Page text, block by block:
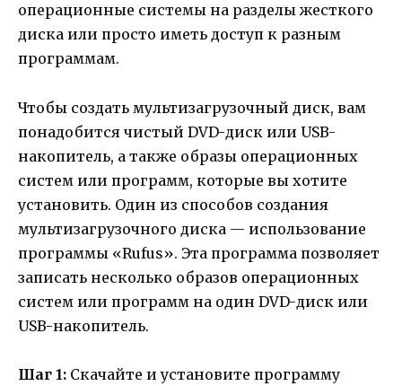
операционные системы на разделы жесткого
диска или просто иметь доступ к разным
программам.
Чтобы создать мультизагрузочный диск, вам
понадобится чистый DVD-диск или USB-
накопитель, а также образы операционных
систем или программ, которые вы хотите
установить. Один из способов создания
мультизагрузочного диска — использование
программы «Rufus». Эта программа позволяет
записать несколько образов операционных
систем или программ на один DVD-диск или
USB-накопитель.
Шаг 1: Скачайте и установите программу